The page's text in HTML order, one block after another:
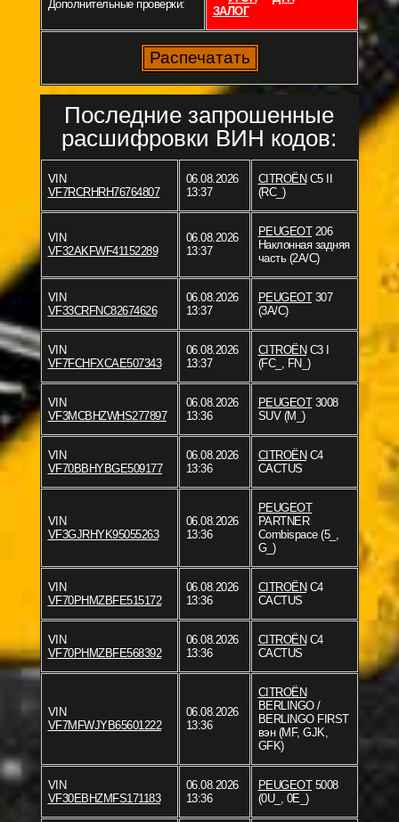
Дополнительные проверки:
ЗАЛОГ
Последние запрошенные
расшифровки ВИН кодов:
VIN
VF7RCRHRH76764807
06.08.2026
13:37
CITROËN C5 II
(RC_)
VIN
VF32AKFWF41152289
06.08.2026
13:37
PEUGEOT206
Наклонная задняя
часть (2A/C)
VIN
VF33CRFNC82674626
06.08.2026
13:37
PEUGEOT307
(3A/C)
VIN
VF7FCHFXCAE507343
06.08.2026
13:37
CITROËN C3 I
(FC_, FN_)
VIN
VF3MCBHZWHS277897
06.08.2026
13:36
PEUGEOT3008
SUV (M_)
VIN
VF70BBHYBGE509177
06.08.2026
13:36
CITROËN C4
CACTUS
VIN
VF3GJRHYK95055263
06.08.2026
13:36
PEUGEOT
PARTNER
Combispace (5_,
G_)
VIN
VF70PHMZBFE515172
06.08.2026
13:36
CITROËN C4
CACTUS
VIN
VF70PHMZBFE568392
06.08.2026
13:36
CITROËN C4
CACTUS
VIN
VF7MFWJYB65601222
06.08.2026
13:36
CITROËN
BERLINGO /
BERLINGO FIRST
вэн (MF, GJK,
GFK)
VIN
VF30EBHZMFS171183
06.08.2026
13:36
PEUGEOT5008
(0U_, 0E_)